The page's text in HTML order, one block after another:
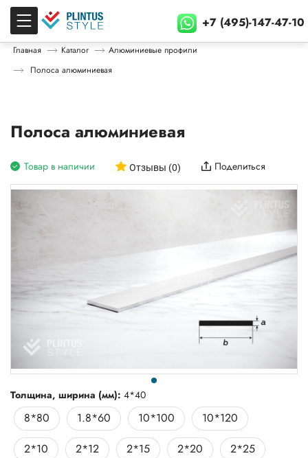
+7 (495)-147-47-10
Главная Каталог
Алюминиевые профили
Полоса алюминиевая
Полоса алюминиевая
Товар в наличии Отзывы (0) Поделиться
Толщина, ширина (мм): 4*40
8*80 1.8*60 10*100
10*120
2*10
2*12 2*15 2*20
2*25